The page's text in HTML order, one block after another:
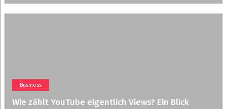
Business
Wie zählt YouTube eigentlich Views? Ein Blick